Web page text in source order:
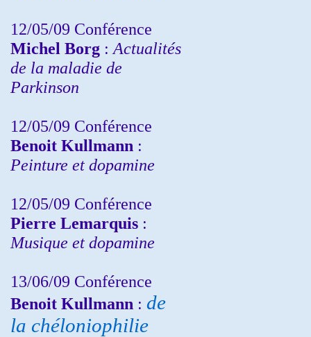
12/05/09 Conférence
Michel Borg : Actualités
de la maladie de
Parkinson
12/05/09 Conférence
Benoit Kullmann :
Peinture et dopamine
12/05/09 Conférence
Pierre Lemarquis :
Musique et dopamine
13/06/09 Conférence
Benoit Kullmann : de
la chéloniophilie